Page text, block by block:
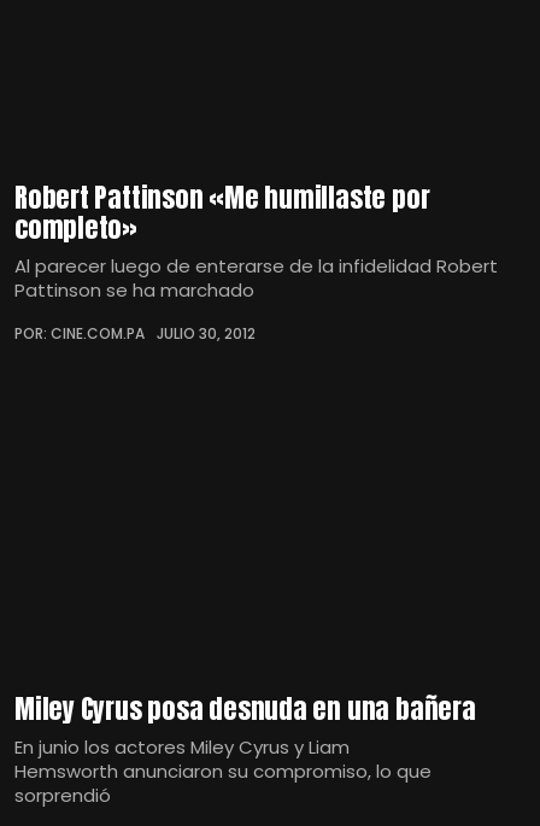
Robert Pattinson «Me humillaste por
completo»
Al parecer luego de enterarse de la infidelidad Robert
Pattinson se ha marchado
POR: CINE.COM.PA JULIO 30, 2012
Miley Cyrus posa desnuda en una bañera
En junio los actores Miley Cyrus y Liam
Hemsworth anunciaron su compromiso, lo que
sorprendió